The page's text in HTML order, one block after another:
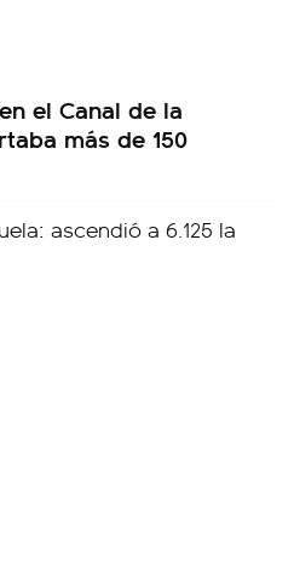
el Canal de la
más de 150